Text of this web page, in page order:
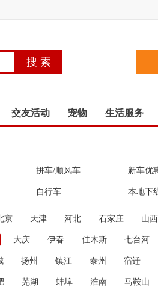
交友活动 宠物 生活服务
拼车/顺风车 新车优
自行车 本地下
京 天津 河北 石家庄 山西
大庆 伊春 佳木斯 七台河
扬州 镇江 泰州 宿迁
芜湖 蚌埠 淮南 马鞍山